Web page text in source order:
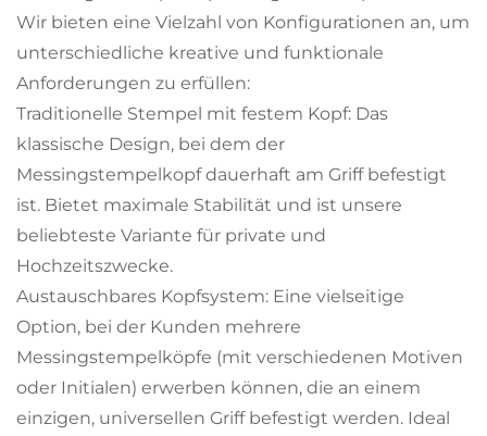
Wir bieten eine Vielzahl von Konfigurationen an, um
unterschiedliche kreative und funktionale
Anforderungen zu erfüllen:
Traditionelle Stempel mit festem Kopf: Das
klassische Design, bei dem der
Messingstempelkopf dauerhaft am Griff befestigt
ist. Bietet maximale Stabilität und ist unsere
beliebteste Variante für private und
Hochzeitszwecke.
Austauschbares Kopfsystem: Eine vielseitige
Option, bei der Kunden mehrere
Messingstempelköpfe (mit verschiedenen Motiven
oder Initialen) erwerben können, die an einem
einzigen, universellen Griff befestigt werden. Ideal